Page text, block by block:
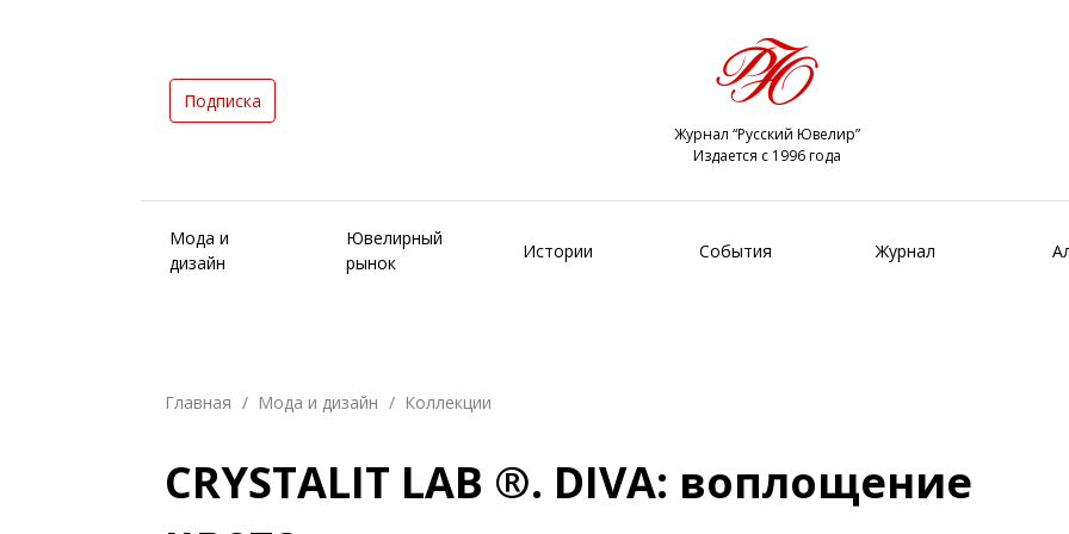
Подписка
Журнал “Русский Ювелир”
Издается с 1996 года
Мода и
дизайн
Ювелирный
рынок
Истории События Журнал
Главная Мода и дизайн Коллекции
CRYSTALIT LAB ®. DIVA: воплощение